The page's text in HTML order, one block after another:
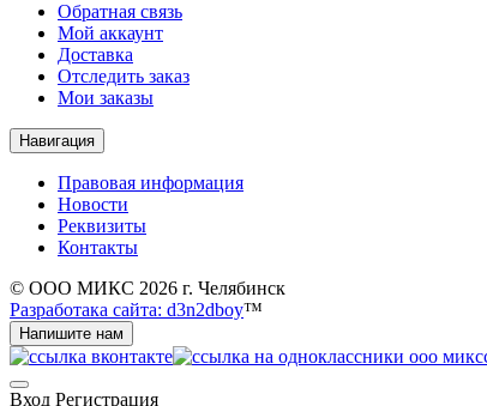
Обратная связь
Мой аккаунт
Доставка
Отследить заказ
Мои заказы
Навигация
Правовая информация
Новости
Реквизиты
Контакты
© ООО МИКС 2026 г. Челябинск
Разработака сайта: d3n2dboy™
Напишите нам
Вход Регистрация